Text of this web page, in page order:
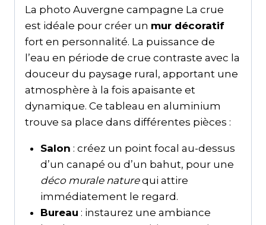
La photo Auvergne campagne La crue
est idéale pour créer un mur décoratif
fort en personnalité. La puissance de
l’eau en période de crue contraste avec la
douceur du paysage rural, apportant une
atmosphère à la fois apaisante et
dynamique. Ce tableau en aluminium
trouve sa place dans différentes pièces :
Salon : créez un point focal au-dessus
d’un canapé ou d’un bahut, pour une
déco murale naturequi attire
immédiatement le regard.
Bureau : instaurez une ambiance